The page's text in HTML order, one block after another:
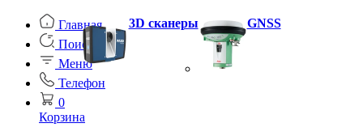
Главная
Поиск
Меню
Телефон
0
Корзина
3D сканеры GNSS